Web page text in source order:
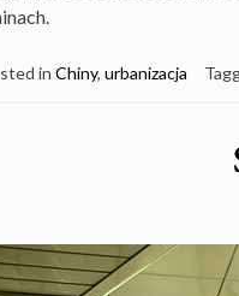
in Chiny, urbanizacja